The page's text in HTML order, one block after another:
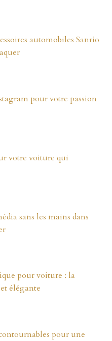
automobiles Sanrio
pour votre passion
votre voiture qui
sans les mains dans
pour voiture : la
élégante
pour une